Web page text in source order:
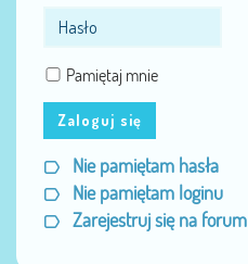
Pamiętaj mnie
Zaloguj się
Nie pamiętam hasła
Nie pamiętam loginu
Zarejestruj się na forum